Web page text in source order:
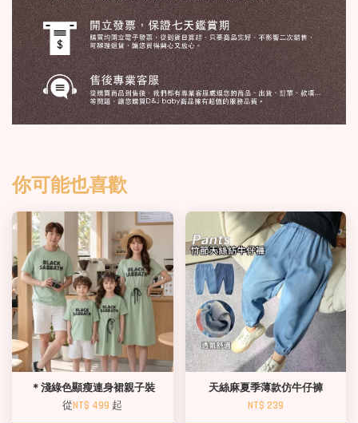
你可能也喜歡
＊淺綠色顯瘦連身裙親子裝
從NT$ 499 起
天絲麻夏季薄款仿牛仔褲
NT$ 239